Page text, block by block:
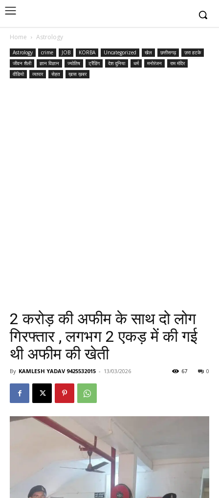
Home Astrology
Astrology crime JOB KORBA Uncategorized खेल छत्तीसगढ़
ज़रा हटके
जीवन शैली
ज्ञान विज्ञान ज्योतिष ट्रैंडिंग देश दुनिया धर्म मनोरंजन
राम मंदिर
वीडियो
व्यापार सेहत ख़ास ख़बर
2 करोड़ की अफीम के साथ दो लोग
गिरफ्तार , लगभग 2 एकड़ में की गई
थी अफीम की खेती
By KAMLESH YADAV 9425532015 - 13/03/2026 0
67